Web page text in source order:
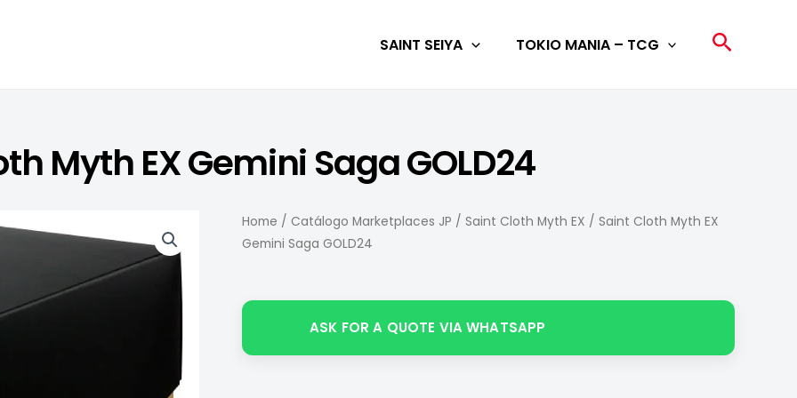
SAINT SEIYA TOKIO MANIA – TCG Search
Myth EX Gemini Saga GOLD24
Home /Catálogo Marketplaces JP /Saint Cloth Myth EX / Saint Cloth Myth EX
Gemini Saga GOLD24
ASK FOR A QUOTE VIA WHATSAPP